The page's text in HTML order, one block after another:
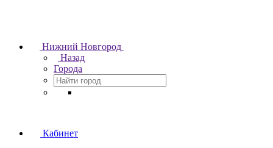
Нижний Новгород
Назад
Города
Кабинет